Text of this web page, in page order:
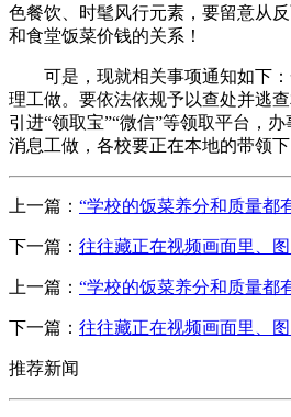
色餐饮、时髦风行元素，要留意从
和食堂饭菜价钱的关系！
可是，现就相关事项通知如下：
理工做。要依法依规予以查处并逃
引进“领取宝”“微信”等领取平台，
消息工做，各校要正在本地的带领下
上一篇： “学校的饭菜养分和质量都
下一篇： 往往藏正在视频画面里、
上一篇： “学校的饭菜养分和质量都
下一篇： 往往藏正在视频画面里、
推荐新闻